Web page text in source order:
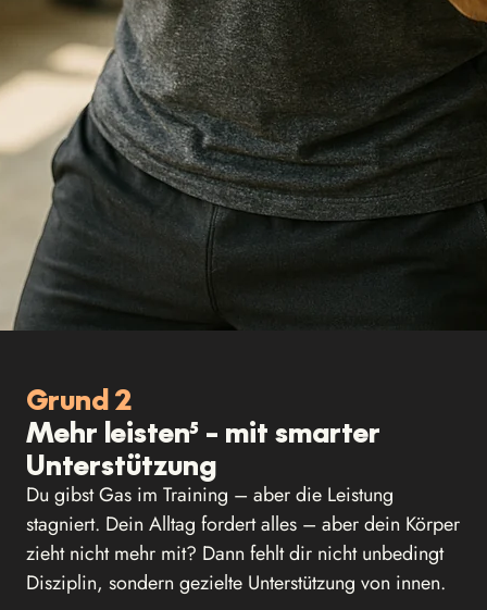
Grund 2
Mehr leisten⁵ – mit smarter
Unterstützung
Du gibst Gas im Training – aber die Leistung
stagniert. Dein Alltag fordert alles – aber dein Körper
zieht nicht mehr mit? Dann fehlt dir nicht unbedingt
Disziplin, sondern gezielte Unterstützung von innen.